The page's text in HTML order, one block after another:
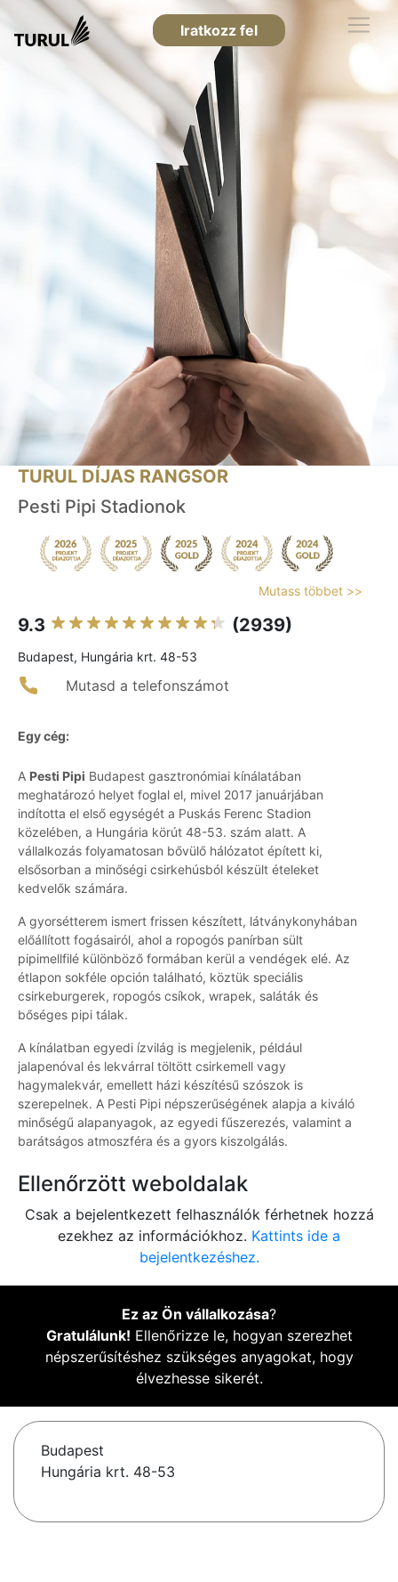
Iratkozz fel
TURUL DÍJAS RANGSOR
Pesti Pipi Stadionok
Mutass többet >>
9.3 (2939)
Budapest, Hungária krt. 48-53
Mutasd a telefonszámot
Egy cég:
A Pesti Pipi Budapest gasztronómiai kínálatában
meghatározó helyet foglal el, mivel 2017 januárjában
indította el első egységét a Puskás Ferenc Stadion
közelében, a Hungária körút 48-53. szám alatt. A
vállalkozás folyamatosan bővülő hálózatot épített ki,
elsősorban a minőségi csirkehúsból készült ételeket
kedvelők számára.
A gyorsétterem ismert frissen készített, látványkonyhában
előállított fogásairól, ahol a ropogós panírban sült
pipimellfilé különböző formában kerül a vendégek elé. Az
étlapon sokféle opción található, köztük speciális
csirkeburgerek, ropogós csíkok, wrapek, saláták és
bőséges pipi tálak.
A kínálatban egyedi ízvilág is megjelenik, például
jalapenóval és lekvárral töltött csirkemell vagy
hagymalekvár, emellett házi készítésű szószok is
szerepelnek. A Pesti Pipi népszerűségének alapja a kiváló
minőségű alapanyagok, az egyedi fűszerezés, valamint a
barátságos atmoszféra és a gyors kiszolgálás.
Ellenőrzött weboldalak
Csak a bejelentkezett felhasználók férhetnek hozzá
ezekhez az információkhoz. Kattints ide a
bejelentkezéshez.
Ez az Ön vállalkozása?
Gratulálunk! Ellenőrizze le, hogyan szerezhet
népszerűsítéshez szükséges anyagokat, hogy
élvezhesse sikerét.
Budapest
Hungária krt. 48-53